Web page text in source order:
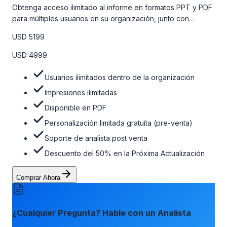
Obtenga acceso ilimitado al informe en formatos PPT y PDF
para múltiples usuarios en su organización, junto con
venta, el soporte post-venta de nuestros analistas y una
opción de actualización gratuita del informe dentro de 180
la tabla de precios a continuación.
USD 5199
USD 4999
Usuarios ilimitados dentro de la organización
Impresiones ilimitadas
Disponible en PDF
Personalización limitada gratuita (pre-venta)
Soporte de analista post venta
Descuento del 50% en la Próxima Actualización
Comprar Ahora
¿Cualquier Pregunta? Hable con un Analista